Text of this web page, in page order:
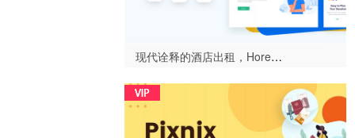
现代诠释的酒店出租，Horent - 酒店出租插图（Horent - Hotel Rent Illustration）-设计996